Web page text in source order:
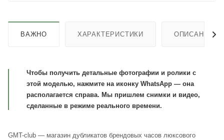
ВАЖНО ХАРАКТЕРИСТИКИ ОПИСАНИЕ
Чтобы получить детальные фотографии и ролики с
этой моделью, нажмите на иконку WhatsApp — она
располагается справа. Мы пришлем снимки и видео,
сделанные в режиме реального времени.
GMT-club — магазин дубликатов брендовых часов люксового